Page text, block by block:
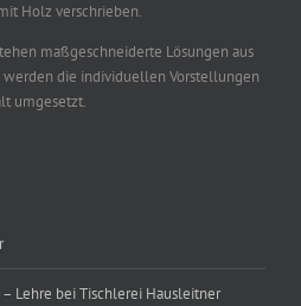
Holz verschrieben.
maßgeschneiderte Lösungen aus
die individuellen Vorstellungen
umgesetzt.
Lehre bei Tischlerei Hausleitner